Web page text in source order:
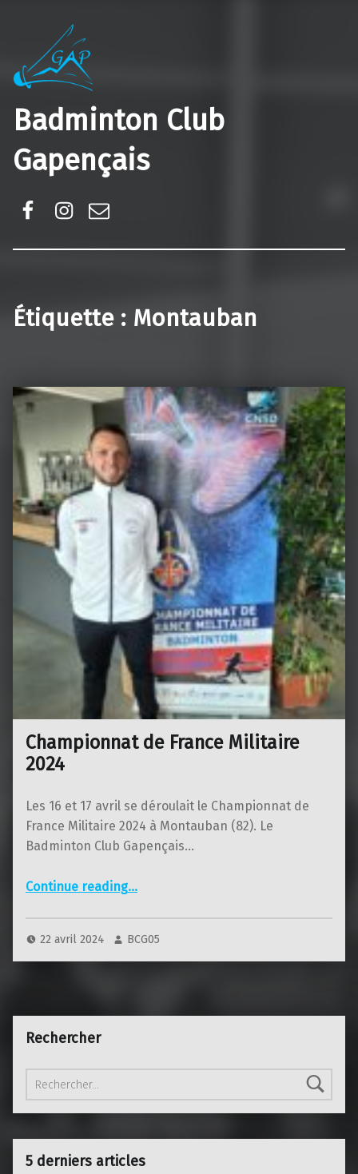
Badminton Club
Gapençais
Étiquette : Montauban
Championnat de France Militaire
2024
Les 16 et 17 avril se déroulait le Championnat de
France Militaire 2024 à Montauban (82). Le
Badminton Club Gapençais…
Continue reading“Championnat de France Militaire 2024”
…
22 avril 2024 BCG05
Rechercher
Rechercher :
5 derniers articles